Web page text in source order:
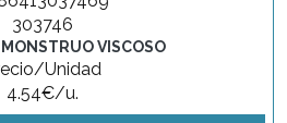
303746
VISCOSO
Unidad
4.54€/u.